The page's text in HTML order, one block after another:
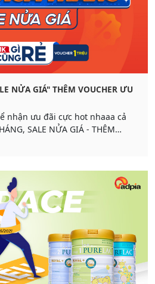
NỬA GIÁ" THÊM VOUCHER ƯU
nhận ưu đãi cực hot nhaaa cả
SALE NỬA GIÁ - THÊM